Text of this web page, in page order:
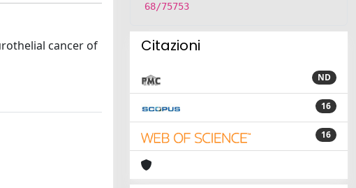
cancer of
68/75753
Citazioni
ND
16
16